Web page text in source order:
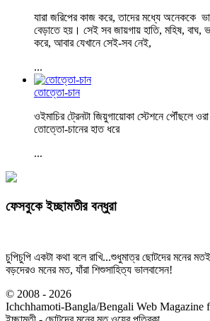
যারা জরিপের কাজ করে, তাদের মধ্যে অনেককে
বেড়াতে হয়। সেই সব জায়গায় হাতি, মহিষ, বাঘ,
করে, আবার যেখানে সেই-সব নেই,
...
তোত্তো-চান
ওইমাচির ট্রেনটা জিয়ুগায়োকা স্টেশনে পৌঁছলে
তোত্তো-চানের হাত ধরে
...
ফেসবুকে ইচ্ছামতীর বন্ধুরা
চুপিচুপি একটা কথা বলে রাখি...শুধুমাত্র ছোটদের মনের
বড়দেরও মনের মত, যাঁরা শিশুসাহিত্য ভালবাসেন!
© 2008 - 2026
Ichchhamoti-Bangla/Bengali Web Magazine